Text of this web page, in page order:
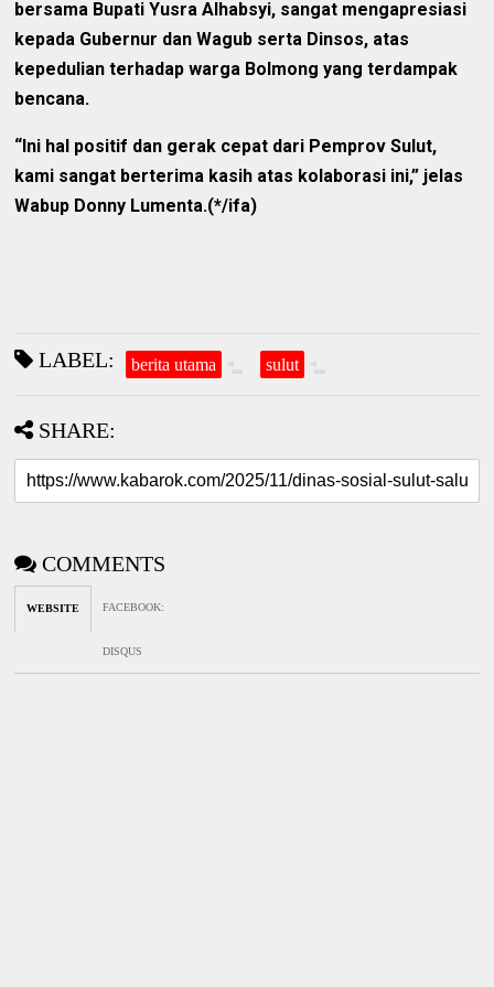
bersama Bupati Yusra Alhabsyi, sangat mengapresiasi
kepada Gubernur dan Wagub serta Dinsos, atas
kepedulian terhadap warga Bolmong yang terdampak
bencana.
“Ini hal positif dan gerak cepat dari Pemprov Sulut,
kami sangat berterima kasih atas kolaborasi ini,” jelas
Wabup Donny Lumenta.(*/ifa)
LABEL: berita utama sulut
SHARE:
COMMENTS
WEBSITE FACEBOOK:
DISQUS